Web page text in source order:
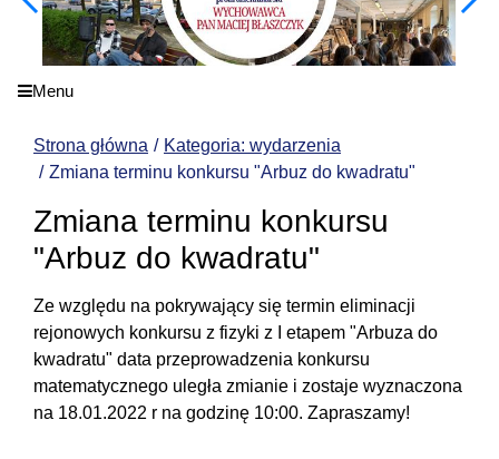
Menu
Strona główna
Kategoria: wydarzenia
Zmiana terminu konkursu "Arbuz do kwadratu"
Zmiana terminu konkursu
"Arbuz do kwadratu"
Ze względu na pokrywający się termin eliminacji
rejonowych konkursu z fizyki z I etapem "Arbuza do
kwadratu" data przeprowadzenia konkursu
matematycznego uległa zmianie i zostaje wyznaczona
na 18.01.2022 r na godzinę 10:00. Zapraszamy!